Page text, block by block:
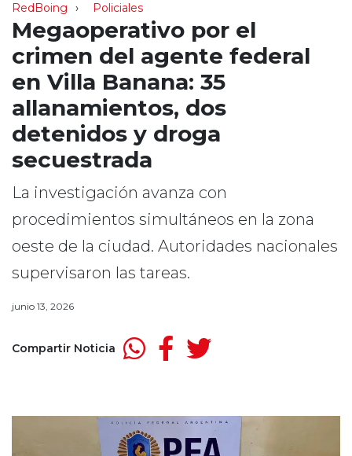
RedBoing Policiales
Megaoperativo por el
crimen del agente federal
en Villa Banana: 35
allanamientos, dos
detenidos y droga
secuestrada
La investigación avanza con
procedimientos simultáneos en la zona
oeste de la ciudad. Autoridades nacionales
supervisaron las tareas.
junio 13, 2026
Compartir Noticia